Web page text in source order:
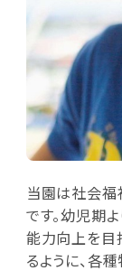
当園は社会
です。幼児期
能力向上を目
るように、各